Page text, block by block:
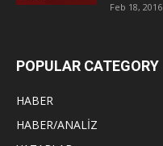
Feb 18, 2016
POPULAR CATEGORY
HABER
HABER/ANALİZ